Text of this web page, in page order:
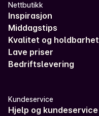
Nettbutikk
Inspirasjon
Middagstips
Kvalitet og holdbarhet
Lave priser
Bedriftslevering
Kundeservice
Hjelp og kundeservice